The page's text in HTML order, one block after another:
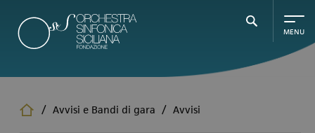
contenuto
principale
/ Avvisi e Bandi di gara / Avvisi